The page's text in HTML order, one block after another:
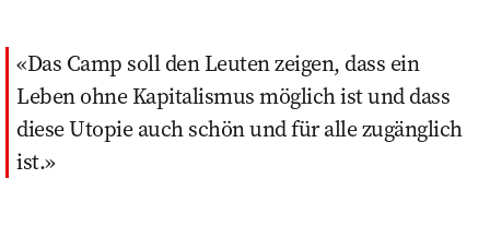
Das Camp soll den Leuten zeigen, dass ein
Leben ohne Kapitalismus möglich ist und dass
diese Utopie auch schön und für alle zugänglich
ist.